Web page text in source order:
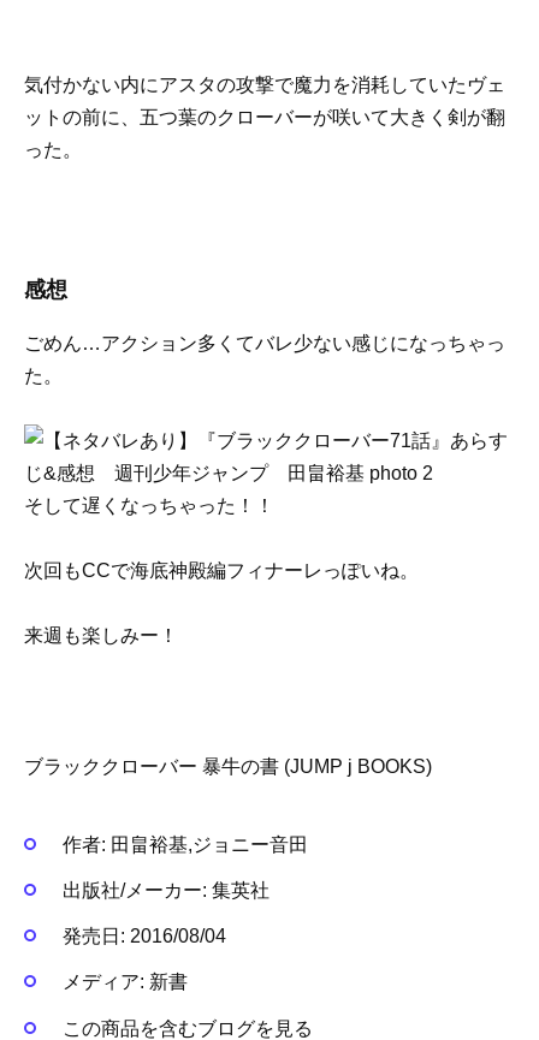
気付かない内にアスタの攻撃で魔力を消耗していたヴェ
ットの前に、五つ葉のクローバーが咲いて大きく剣が翻
った。
感想
ごめん…アクション多くてバレ少ない感じになっちゃっ
た。
そして遅くなっちゃった！！
次回もCCで海底神殿編フィナーレっぽいね。
来週も楽しみー！
ブラッククローバー 暴牛の書 (JUMP j BOOKS)
作者: 田畠裕基,ジョニー音田
出版社/メーカー: 集英社
発売日: 2016/08/04
メディア: 新書
この商品を含むブログを見る